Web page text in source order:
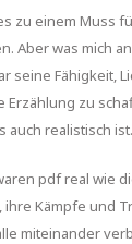
zu einem Muss
Aber was mich
seine Fähigkeit,
Erzählung zu
auch realistisch ist.
pdf real wie
Kämpfe und
miteinander